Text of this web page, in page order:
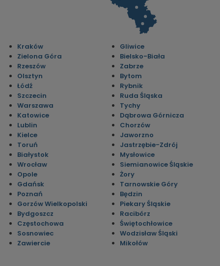
Kraków
Zielona Góra
Rzeszów
Olsztyn
Łódź
Szczecin
Warszawa
Katowice
Lublin
Kielce
Toruń
Białystok
Wrocław
Opole
Gdańsk
Poznań
Gorzów Wielkopolski
Bydgoszcz
Częstochowa
Sosnowiec
Zawiercie
Gliwice
Bielsko-Biała
Zabrze
Bytom
Rybnik
Ruda Śląska
Tychy
Dąbrowa Górnicza
Chorzów
Jaworzno
Jastrzębie-Zdrój
Mysłowice
Siemianowice Śląskie
Żory
Tarnowskie Góry
Będzin
Piekary Śląskie
Racibórz
Świętochłowice
Wodzisław Śląski
Mikołów